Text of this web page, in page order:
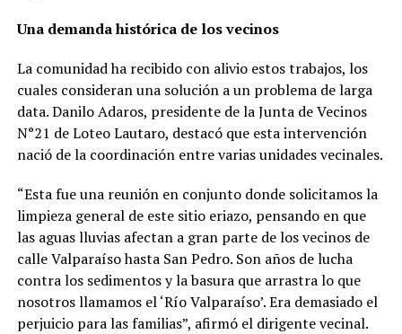
Una demanda histórica de los vecinos
La comunidad ha recibido con alivio estos trabajos, los
cuales consideran una solución a un problema de larga
data. Danilo Adaros, presidente de la Junta de Vecinos
N°21 de Loteo Lautaro, destacó que esta intervención
nació de la coordinación entre varias unidades vecinales.
“Esta fue una reunión en conjunto donde solicitamos la
limpieza general de este sitio eriazo, pensando en que
las aguas lluvias afectan a gran parte de los vecinos de
calle Valparaíso hasta San Pedro. Son años de lucha
contra los sedimentos y la basura que arrastra lo que
nosotros llamamos el ‘Río Valparaíso’. Era demasiado el
perjuicio para las familias”, afirmó el dirigente vecinal.